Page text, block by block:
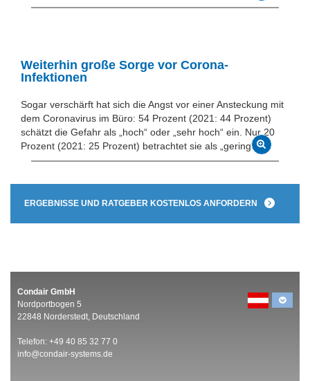
Weiterhin große Sorge vor Corona-
Infektionen
Sogar verschärft hat sich die Angst vor einer Ansteckung mit
dem Coronavirus im Büro: 54 Prozent (2021: 44 Prozent)
schätzt die Gefahr als „hoch“ oder „sehr hoch“ ein. Nur 20
Prozent (2021: 25 Prozent) betrachtet sie als „gering“.
ERGEBNISSE UND RATGEBER KOSTENLOS ANFORDERN
Condair GmbH
Nordportbogen 5
22848 Norderstedt, Deutschland
Telefon: +49 40 85 32 77 0
info@condair-systems.de